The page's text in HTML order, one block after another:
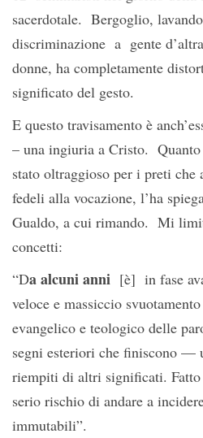
sacerdotale. Bergoglio,
discriminazione a gente
donne, ha completamente
significato del gesto.
E questo travisamento è
– una ingiuria a Cristo.
stato oltraggioso per i preti che
fedeli alla vocazione, l’ha
Gualdo, a cui rimando. Mi
concetti:
“Da alcuni anni [è] in fase
veloce e massiccio
evangelico e teologico delle
segni esteriori che finiscono
riempiti di altri significati.
serio rischio di andare a
immutabili”.